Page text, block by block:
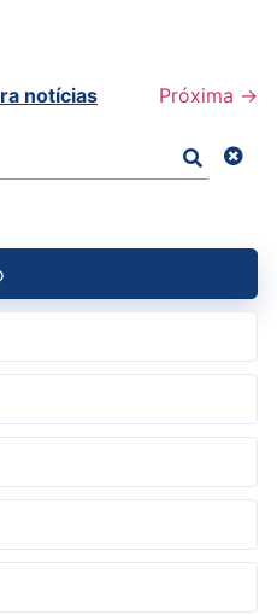
notícias
Próxima →